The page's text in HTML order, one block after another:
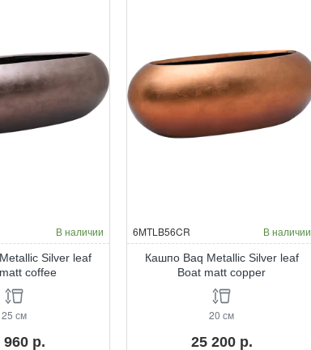
В наличии
Silver leaf
coffee
25 см
960 р.
6MTLB56CR В наличии
Кашпо Baq Metallic Silver leaf
Boat matt copper
20 см
25 200 р.